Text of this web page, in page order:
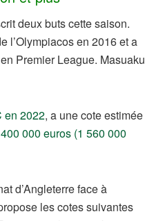
deux buts cette saison.
l’Olympiacos en 2016 et a
Premier League. Masuaku
en 2022, a une cote estimée
000 euros (1 560 000
d’Angleterre face à
les cotes suivantes